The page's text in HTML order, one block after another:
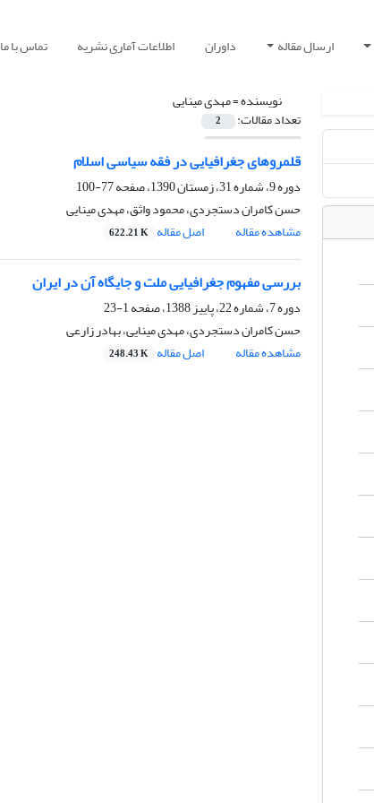
ارسال مقاله داوران اطلاعات آماری نشریه تماس با ما
نویسنده =مهدی مینایی
تعداد مقالات: 2
قلمروهای جغرافیایی در فقه سیاسی اسلام
دوره 9، شماره 31، زمستان 1390، صفحه
77-100
حسن کامران دستجردی، محمود واثق، مهدی مینایی
مشاهده مقاله
اصل مقاله 622.21 K
بررسی مفهوم جغرافیایی ملت و جایگاه آن در ایران
دوره 7، شماره 22، پاییز 1388، صفحه
1-23
حسن کامران دستجردی، مهدی مینایی، بهادر زارعی
مشاهده مقاله
اصل مقاله 248.43 K